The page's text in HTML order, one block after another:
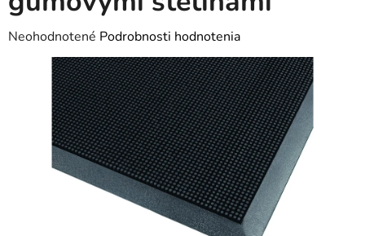
Priemerné
hodnotenie
produktu
Neohodnotené Podrobnosti hodnotenia